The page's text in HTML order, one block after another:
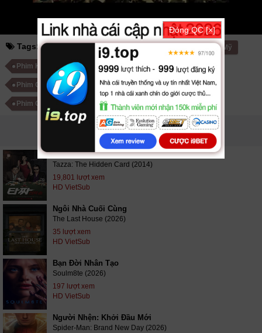
Tags: giữa làn đạn lửa 71 into the fire Phim Mỹ
Phim Khoa Học Mỹ Phim Chiến Tranh Mỹ
Phim Châu Âu Phim Khoa Học Châu Âu
Phim Chiến Tranh Châu Âu
PHIM LIÊN QUAN
Thần Bài Sát Gái
Tazza: The Hidden Card (2014)
19,801 lượt xem
HD VietSub
Ngôi Nhà Cuối Cùng
The Last House (2026)
35 lượt xem
HD VietSub
Bạn Đời Nhân Tạo
Soulm8te (2026)
197 lượt xem
HD VietSub
Người Nhện: Khởi Đầu Mới
Spider-Man: Brand New Day (2026)
Đóng QC [×]